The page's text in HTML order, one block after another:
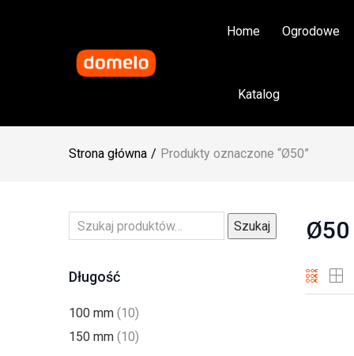
Home Ogrodowe
Katalog
Strona główna Produkty oznaczone “Ø50”
Ø50
Szukaj
Długość
100 mm (10)
150 mm (10)